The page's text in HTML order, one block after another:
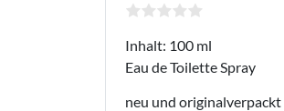
Inhalt: 100 ml
Eau de Toilette Spray
neu und originalverpackt